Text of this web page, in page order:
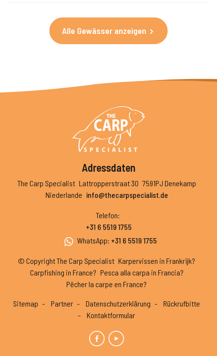
Alle Gewässer anzeigen
Adressdaten
The Carp Specialist Lattropperstraat 30 7591PJ Denekamp
Niederlande info@thecarpspecialist.de
Telefon:
+31 6 5519 1755
WhatsApp: +31 6 5519 1755
© Copyright The Carp Specialist Karpervissen in Frankrijk?
Carpfishing in France? Pesca alla carpa in Francia?
Pêcher la carpe en France?
Sitemap Partner Datenschutzerklärung
Rückrufbitte
Kontaktformular